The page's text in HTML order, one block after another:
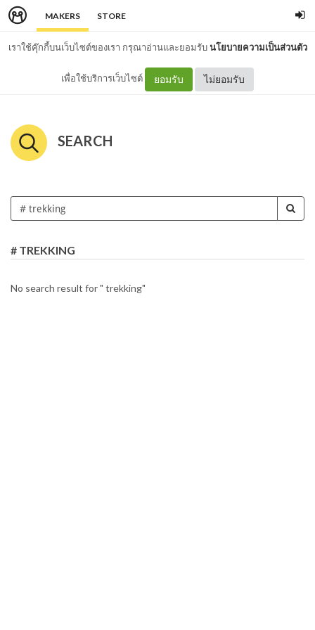
MAKERS STORE
เราใช้คุ๊กกี้บนเว็บไซต์ของเรา กรุณาอ่านและยอมรับนโยบายความเป็นส่วนตัว
เพื่อใช้บริการเว็บไซต์ ยอมรับ ไม่ยอมรับ
SEARCH
# TREKKING
No search result for " trekking"